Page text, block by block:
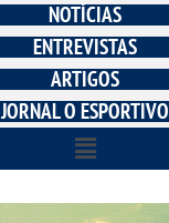
NOTÍCIAS
ENTREVISTAS
ARTIGOS
JORNAL O ESPORTIVO